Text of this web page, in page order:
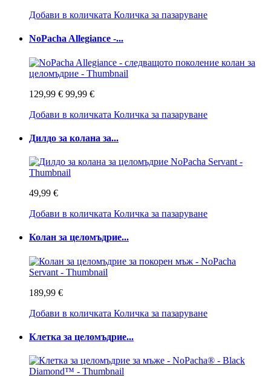
Добави в количката Количка за пазаруване
NoPacha Allegiance -...
129,99 € 99,99 €
Добави в количката Количка за пазаруване
Дилдо за колана за...
49,99 €
Добави в количката Количка за пазаруване
Колан за целомъдрие...
189,99 €
Добави в количката Количка за пазаруване
Клетка за целомъдрие...